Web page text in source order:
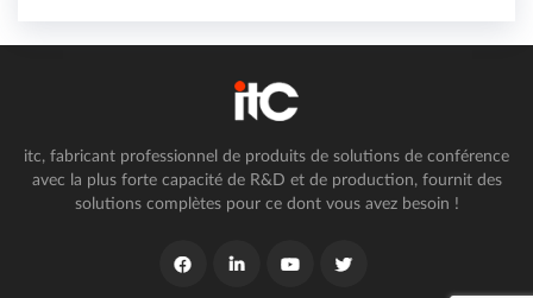
itc, fabricant professionnel de produits de solutions de conférence
avec la plus forte capacité de R&D et de production, fournit des
solutions complètes pour ce dont vous avez besoin !